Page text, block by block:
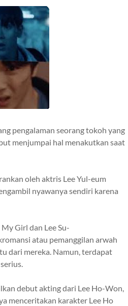
pengalaman seorang tokoh yang
menjumpai hal menakutkan saat
oleh aktris Lee Yul-eum
nyawanya sendiri karena
Girl dan Lee Su-
atau pemanggilan arwah
dari mereka. Namun, terdapat
debut akting dari Lee Ho-Won,
menceritakan karakter Lee Ho